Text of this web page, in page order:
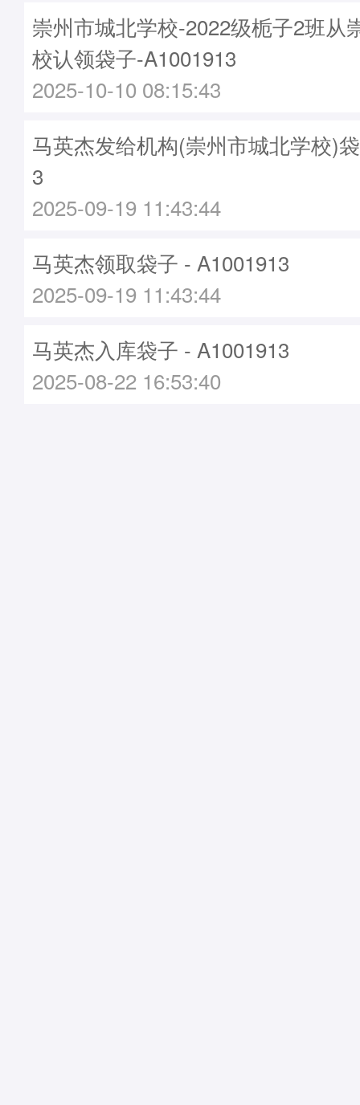
崇州市城北学校-2022级栀子2班从
校认领袋子-A1001913
2025-10-10 08:15:43
马英杰发给机构(崇州市城北学校)
3
2025-09-19 11:43:44
马英杰领取袋子 - A1001913
2025-09-19 11:43:44
马英杰入库袋子 - A1001913
2025-08-22 16:53:40